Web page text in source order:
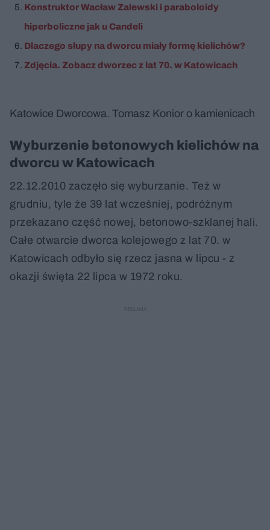
Konstruktor Wacław Zalewski i paraboloidy
hiperboliczne jak u Candeli
Dlaczego słupy na dworcu miały formę kielichów?
Zdjęcia. Zobacz dworzec z lat 70. w Katowicach
Katowice Dworcowa. Tomasz Konior o kamienicach
Wyburzenie betonowych kielichów na
dworcu w Katowicach
22.12.2010 zaczęło się wyburzanie. Też w
grudniu, tyle że 39 lat wcześniej, podróżnym
przekazano część nowej, betonowo-szklanej hali.
Całe otwarcie dworca kolejowego z lat 70. w
Katowicach odbyło się rzecz jasna w lipcu - z
okazji święta 22 lipca w 1972 roku.